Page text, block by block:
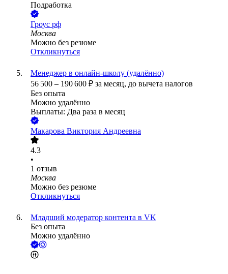
Подработка
Гроус рф
Москва
Можно без резюме
Откликнуться
Менеджер в онлайн-школу (удалённо)
56 500 – 190 600 ₽ за месяц, до вычета налогов
Без опыта
Можно удалённо
Выплаты: Два раза в месяц
Макарова Виктория Андреевна
4.3
•
1 отзыв
Москва
Можно без резюме
Откликнуться
Младший модератор контента в VK
Без опыта
Можно удалённо